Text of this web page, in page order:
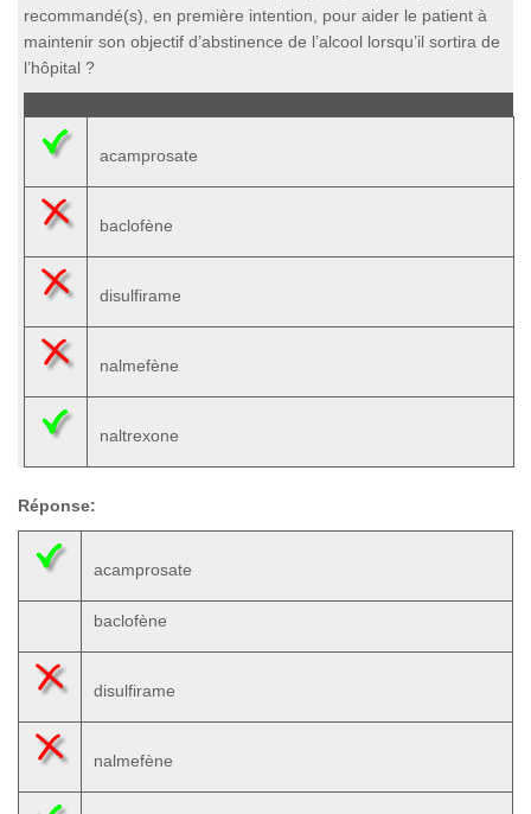
recommandé(s), en première intention, pour aider le patient à
maintenir son objectif d’abstinence de l’alcool lorsqu’il sortira de
l’hôpital ?
acamprosate
baclofène
disulfirame
nalmefène
naltrexone
Réponse:
acamprosate
baclofène
disulfirame
nalmefène